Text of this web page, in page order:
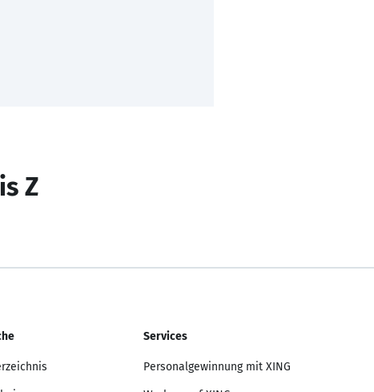
Z
Services
Personalgewinnung mit XING